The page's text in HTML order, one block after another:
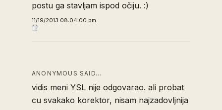
postu ga stavljam ispod očiju. :)
11/19/2013 08:04:00 pm
ANONYMOUS SAID…
vidis meni YSL nije odgovarao. ali probat
cu svakako korektor, nisam najzadovljnija